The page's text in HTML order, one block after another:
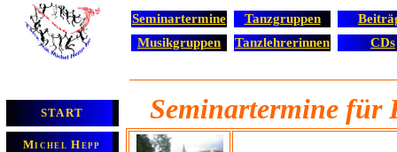
Seminartermine Tanzgruppen
Musikgruppen
Tanzlehrerinnen CDs
START
Michel Hepp
Seminartermine für